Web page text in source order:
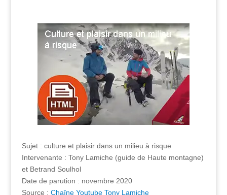
Sujet : culture et plaisir dans un milieu à risque
Intervenante : Tony Lamiche (guide de Haute montagne)
et Betrand Soulhol
Date de parution : novembre 2020
Source : Chaîne Youtube Tony Lamiche